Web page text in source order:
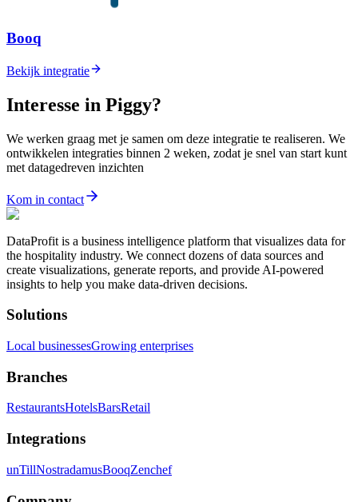
Booq
Bekijk integratie
Interesse in Piggy?
We werken graag met je samen om deze integratie te realiseren. We
ontwikkelen integraties binnen 2 weken, zodat je snel van start kunt
met datagedreven inzichten
Kom in contact
DataProfit is a business intelligence platform that visualizes data for
the hospitality industry. We connect dozens of data sources and
create visualizations, generate reports, and provide AI-powered
insights to help you make data-driven decisions.
Solutions
Local businessesGrowing enterprises
Branches
RestaurantsHotelsBarsRetail
Integrations
unTillNostradamusBooqZenchef